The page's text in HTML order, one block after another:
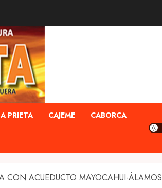
PRIETA CAJEME CABORCA
CON ACUEDUCTO MAYOCAHUI-ÁLAMOS